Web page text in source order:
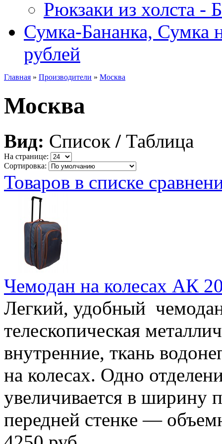
Рюкзаки из холста
Сумка-Бананка, Сумка
рублей
Главная » Производители » Москва
Москва
Вид: Список / Таблица
На странице:
Сортировка:
Товаров в списке
Чемодан на колесах АК
Легкий, удобный
телескопическая
внутренние, ткань
на колесах. Одно
увеличивается в ширину
передней стенке —